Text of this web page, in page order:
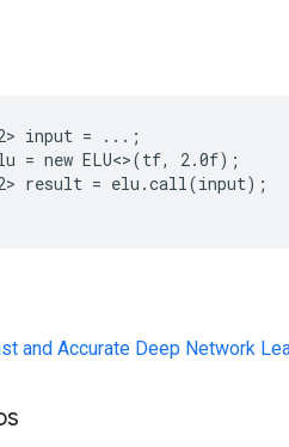
input = ...;
= new ELU<>(tf, 2.0f);
result = elu.call(input);
and Accurate Deep Network